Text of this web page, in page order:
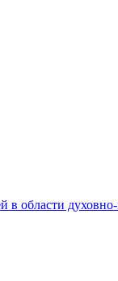
области